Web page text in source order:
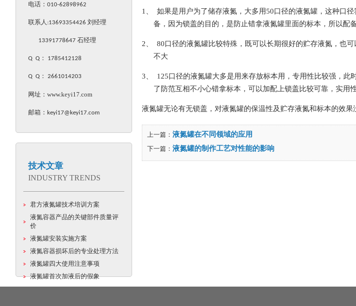
电话： 010-62898962
联系人:13693354426 刘经理
13391778647 石经理
Q Q ： 1785412128
Q Q ： 2661014203
网址： www.keyi17.com
邮箱： keyi17@keyi17.com
技术文章
INDUSTRY TRENDS
君方液氮罐技术培训方案
液氮容器产品的关键部件质量评
价
液氮罐安装实施方案
液氮容器损坏后的专业处理方法
液氮罐四大使用注意事项
液氮罐首次加液后的假象
1、 如果是用户为了储存液氮，大多用50口径的液氮罐，这种口
备，因为锁盖的目的，是防止错拿液氮罐里面的标本，所以配
2、 80口径的液氮罐比较特殊，既可以长期很好的贮存液氮，也
不大
3、 125口径的液氮罐大多是用来存放标本用，专用性比较强，
了防范互相不小心错拿标本，可以加配上锁盖比较可靠，实用
液氮罐无论有无锁盖，对液氮罐的保温性及贮存液氮和标本的效果
上一篇： 液氮罐在不同领域的应用
下一篇： 液氮罐的制作工艺对性能的影响